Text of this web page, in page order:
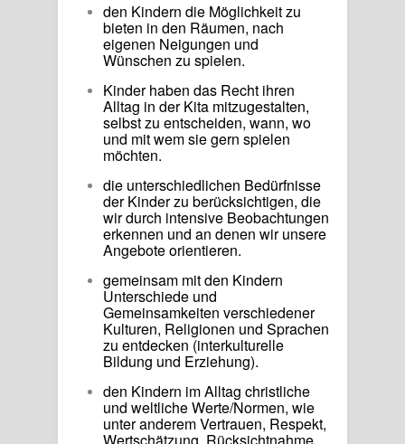
den Kindern die Möglichkeit zu
bieten in den Räumen, nach
eigenen Neigungen und
Wünschen zu spielen.
Kinder haben das Recht ihren
Alltag in der Kita mitzugestalten,
selbst zu entscheiden, wann, wo
und mit wem sie gern spielen
möchten.
die unterschiedlichen Bedürfnisse
der Kinder zu berücksichtigen, die
wir durch intensive Beobachtungen
erkennen und an denen wir unsere
Angebote orientieren.
gemeinsam mit den Kindern
Unterschiede und
Gemeinsamkeiten verschiedener
Kulturen, Religionen und Sprachen
zu entdecken (interkulturelle
Bildung und Erziehung).
den Kindern im Alltag christliche
und weltliche Werte/Normen, wie
unter anderem Vertrauen, Respekt,